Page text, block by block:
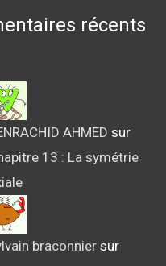
récents
AHMED sur
13 : La symétrie
braconnier sur